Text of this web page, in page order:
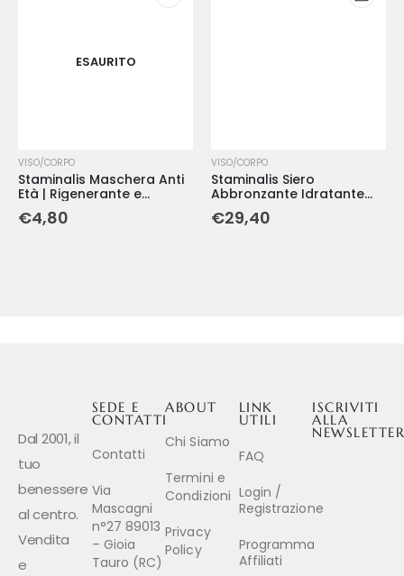
ESAURITO
VISO/CORPO
Staminalis Maschera Anti
Età | Rigenerante e
Illuminante per Pelli
Mature - 8 ml
€4,80
VISO/CORPO
Staminalis Siero
Abbronzante Idratante
Antiage | Pelle
Luminosamente Giovane -
€29,40
Dal 2001, il
tuo
benessere
al centro.
Vendita
e
LINK
UTILI
FAQ
Login /
Registrazione
Programma
Affiliati
ABOUT
Chi Siamo
Termini e
Condizioni
Privacy
Policy
SEDE E
CONTATTI
Contatti
Via
Mascagni
n°27 89013
– Gioia
Tauro (RC)
ISCRIVITI
ALLA